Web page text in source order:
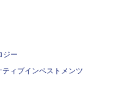
ジー
ィブインベストメンツ